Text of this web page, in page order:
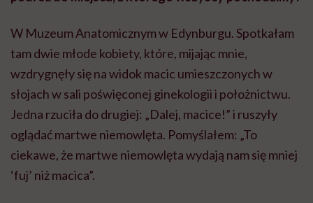
W Muzeum Anatomicznym w Edynburgu. Spotkałam
tam dwie młode kobiety, które, mijając mnie,
wzdrygnęły się na widok macic umieszczonych w
słojach w sali poświęconej ginekologii i położnictwu.
Jedna rzuciła do drugiej: „Dalej, macice!” i ruszyły
oglądać martwe niemowlęta. Pomyślałem: „To
ciekawe, że martwe niemowlęta wydają nam się mniej
‘fuj’ niż macica”.